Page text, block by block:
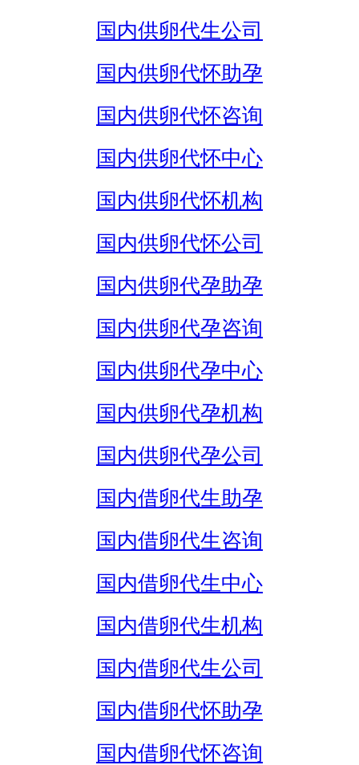
国内供卵代生公司
国内供卵代怀助孕
国内供卵代怀咨询
国内供卵代怀中心
国内供卵代怀机构
国内供卵代怀公司
国内供卵代孕助孕
国内供卵代孕咨询
国内供卵代孕中心
国内供卵代孕机构
国内供卵代孕公司
国内借卵代生助孕
国内借卵代生咨询
国内借卵代生中心
国内借卵代生机构
国内借卵代生公司
国内借卵代怀助孕
国内借卵代怀咨询